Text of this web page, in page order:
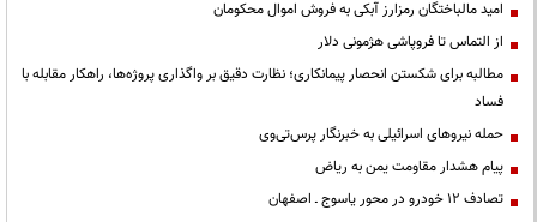
امید مالباختگان رمزارز آبکی به فروش اموال محکومان
از التماس تا فروپاشی هژمونی دلار
مطالبه برای شکستن انحصار پیمانکاری؛ نظارت دقیق بر واگذاری پروژه‌ها، راهکار مقابله با
فساد
حمله نیروهای اسرائیلی به خبرنگار پرس‌تی‌وی
پیام هشدار مقاومت یمن به ریاض
تصادف ۱۲ خودرو در محور یاسوج ـ اصفهان